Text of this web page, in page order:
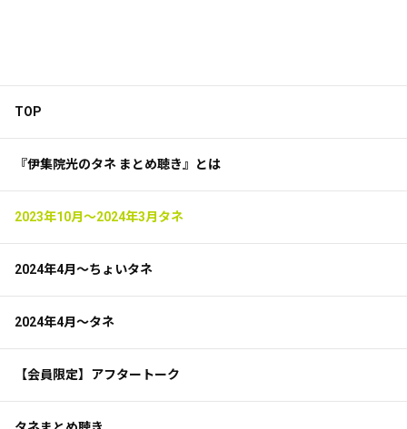
TOP
『伊集院光のタネ まとめ聴き』とは
2023年10月～2024年3月タネ
2024年4月～ちょいタネ
2024年4月～タネ
【会員限定】アフタートーク